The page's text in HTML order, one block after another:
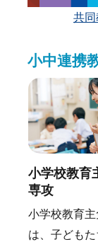
共
小中連携
小学校教育
専攻
小学校教育
は、子ども
附属